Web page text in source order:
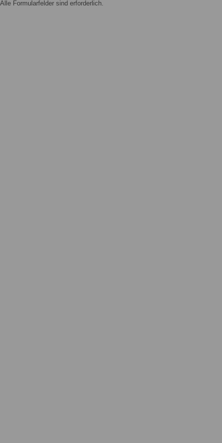
Alle Formularfelder sind erforderlich.